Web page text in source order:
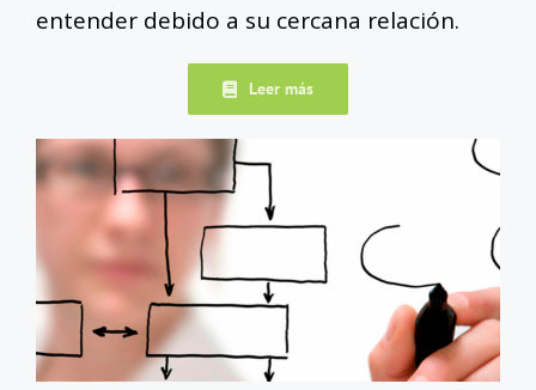
entender debido a su cercana relación.
Leer más